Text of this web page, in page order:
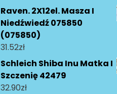
Raven. 2X12el. Masza I
Niedźwiedź 075850
(075850)
31.52zł
Schleich Shiba Inu Matka I
Szczenię 42479
32.90zł